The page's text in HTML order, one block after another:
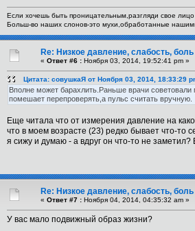
Если хочешь быть проницательным,разгляди свое лицо
Больш-во наших слонов-это мухи,обработанные
Re: Низкое давление, слабость,
« Ответ #6 : Ноября 03, 2014, 19:52:41 pm »
Цитата: совушкаЯ от Ноября 03, 2014, 18:33:29
Вполне может барахлить.Раньше врачи
помешает перепроверять,а пульс считать вручную.
Еще читала что от измерения давление на
что в моем возрасте (23) редко бывает что-
я сижу и думаю - а вдруг он что-то не
Re: Низкое давление, слабость,
« Ответ #7 : Ноября 04, 2014, 04:35:32 am »
У вас мало подвижный образ жизни?